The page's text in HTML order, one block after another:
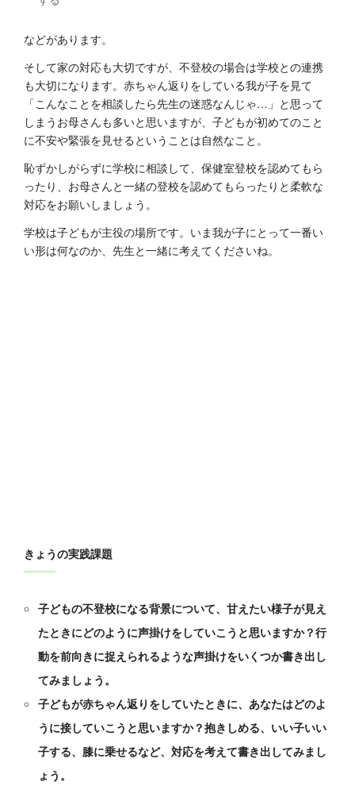
などがあります。
そして家の対応も大切ですが、不登校の場合は学校との連携
も大切になります。赤ちゃん返りをしている我が子を見て
「こんなことを相談したら先生の迷惑なんじゃ…」と思って
しまうお母さんも多いと思いますが、子どもが初めてのこと
に不安や緊張を見せるということは自然なこと。
恥ずかしがらずに学校に相談して、保健室登校を認めてもら
ったり、お母さんと一緒の登校を認めてもらったりと柔軟な
対応をお願いしましょう。
学校は子どもが主役の場所です。いま我が子にとって一番い
い形は何なのか、先生と一緒に考えてくださいね。
きょうの実践課題
子どもの不登校になる背景について、甘えたい様子が見え
たときにどのように声掛けをしていこうと思いますか？行
動を前向きに捉えられるような声掛けをいくつか書き出し
てみましょう。
子どもが赤ちゃん返りをしていたときに、あなたはどのよ
うに接していこうと思いますか？抱きしめる、いい子いい
子する、膝に乗せるなど、対応を考えて書き出してみまし
ょう。